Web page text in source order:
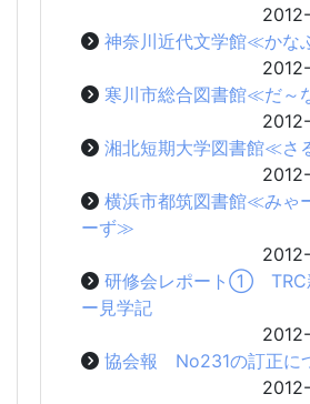
神奈川近代文学館≪かな
寒川市総合図書館≪だ～
湘北短期大学図書館≪さ
横浜市都筑図書館≪み
ーず≫
研修会レポート① TRC
ー見学記
協会報 No231の訂正に